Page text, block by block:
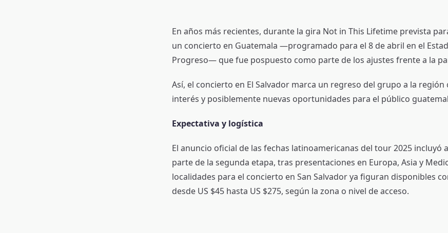
En años más recientes, durante la gira Not in This Lifetime prevista
un concierto en Guatemala —programado para el 8 de abril en el
Progreso— que fue pospuesto como parte de los ajustes frente a la
Así, el concierto en El Salvador marca un regreso del grupo a la región
interés y posiblemente nuevas oportunidades para el público
Expectativa y logística
El anuncio oficial de las fechas latinoamericanas del tour 2025 incluyó
parte de la segunda etapa, tras presentaciones en Europa, Asia y
localidades para el concierto en San Salvador ya figuran disponibles
desde US $45 hasta US $275, según la zona o nivel de acceso.